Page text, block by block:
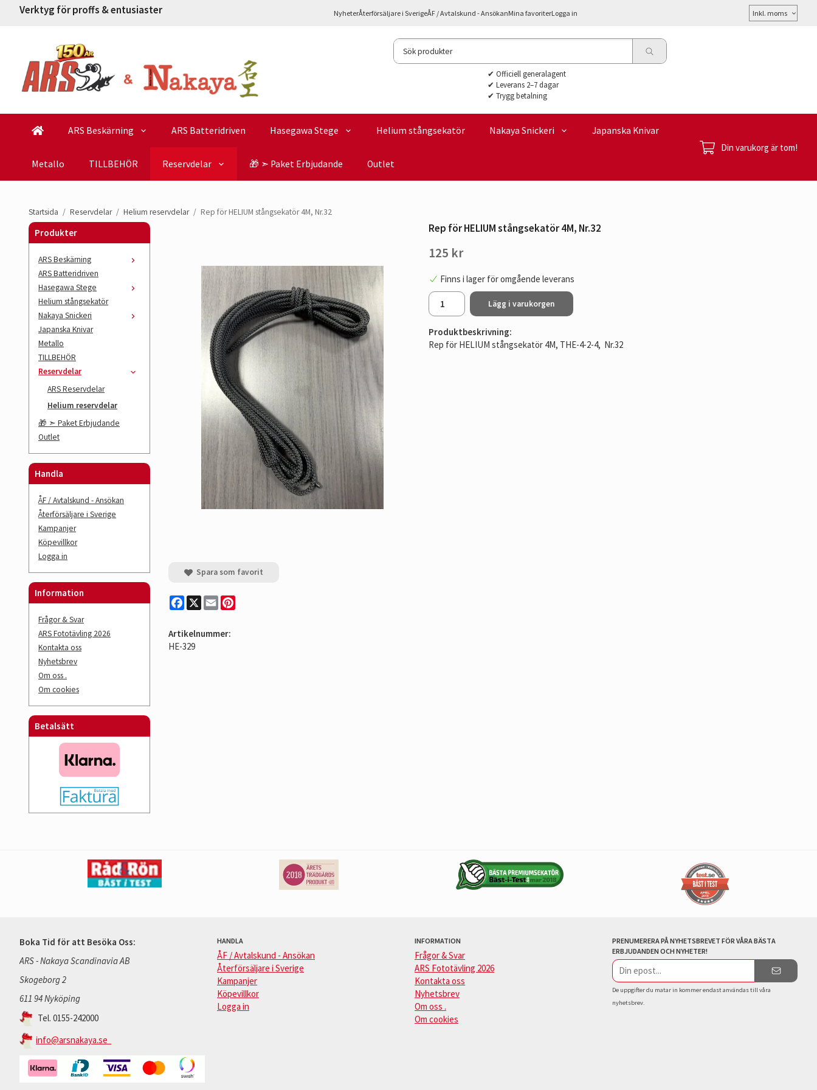
Verktyg för proffs & entusiaster NyheterÅterförsäljare i SverigeÅF / Avtalskund - AnsökanMina favoriterLogga in
Välj
moms
✔ Officiell generalagent
✔ Leverans 2–7 dagar
✔ Trygg betalning
ARS Beskärning ARS Batteridriven Hasegawa Stege Helium stångsekatör Nakaya Snickeri Japanska Knivar
Metallo TILLBEHÖR Reservdelar 🎁 ➣ Paket Erbjudande Outlet
Din varukorg är tom!
Startsida / Reservdelar / Helium reservdelar / Rep för HELIUM stångsekatör 4M, Nr.32
Produkter
ARS Beskärning
ARS Batteridriven
Hasegawa Stege
Helium stångsekatör
Nakaya Snickeri
Japanska Knivar
Metallo
TILLBEHÖR
Reservdelar
ARS Reservdelar
Helium reservdelar
🎁 ➣ Paket Erbjudande
Outlet
Handla
ÅF / Avtalskund - Ansökan
Återförsäljare i Sverige
Kampanjer
Köpevillkor
Logga in
Information
Frågor & Svar
ARS Fototävling 2026
Kontakta oss
Nyhetsbrev
Om oss .
Om cookies
Betalsätt
Rep för HELIUM stångsekatör 4M, Nr.32
125 kr
Finns i lager för omgående leverans
Lägg i varukorgen
Produktbeskrivning:
Rep för HELIUM stångsekatör 4M, THE-4-2-4, Nr.32
Spara som favorit
Facebook
X Email
Artikelnummer:
HE-329
Boka Tid för att Besöka Oss:
ARS - Nakaya Scandinavia AB
Skogeborg 2
611 94 Nyköping
Tel. 0155-242000
info@arsnakaya.se
HANDLA
ÅF / Avtalskund - Ansökan
Återförsäljare i Sverige
Kampanjer
Köpevillkor
Logga in
INFORMATION
Frågor & Svar
ARS Fototävling 2026
Kontakta oss
Nyhetsbrev
Om oss .
Om cookies
PRENUMERERA PÅ NYHETSBREVET FÖR VÅRA BÄSTA
ERBJUDANDEN OCH NYHETER!
E-
postadress
De uppgifter du matar in kommer endast användas till våra
nyhetsbrev.